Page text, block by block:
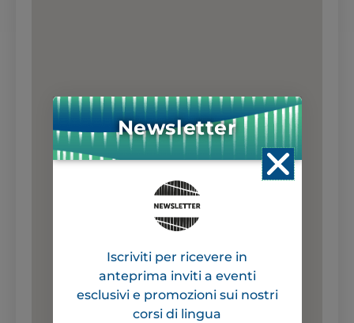
Newsletter
Iscriviti per ricevere in
anteprima inviti a eventi
esclusivi e promozioni sui nostri
corsi di lingua